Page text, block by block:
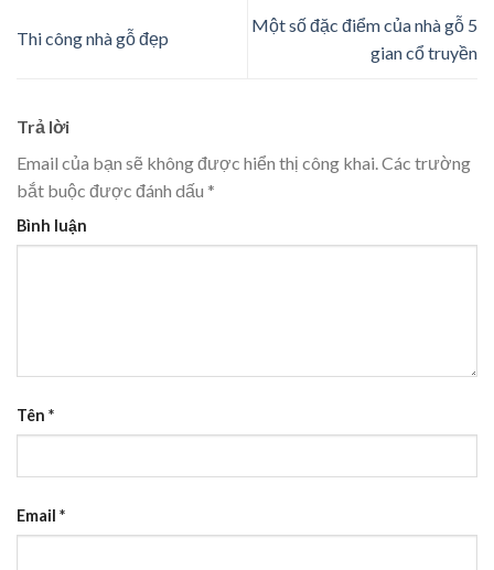
Thi công nhà gỗ đẹp
Một số đặc điểm của nhà gỗ 5
gian cổ truyền
Trả lời
Email của bạn sẽ không được hiển thị công khai.Các trường
bắt buộc được đánh dấu *
Bình luận
Tên *
Email *